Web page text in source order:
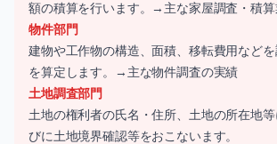
額の積算を行います。→ 主な家屋調査・積
物件部門
建物や工作物の構造、面積、移転費用など
を算定します。→主な物件調査の実績
土地調査部門
土地の権利者の氏名・住所、土地の所在地
びに土地境界確認等をおこないます。